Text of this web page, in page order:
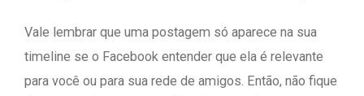
Vale lembrar que uma postagem só aparece na sua
timeline se o Facebook entender que ela é relevante
para você ou para sua rede de amigos. Então, não fique